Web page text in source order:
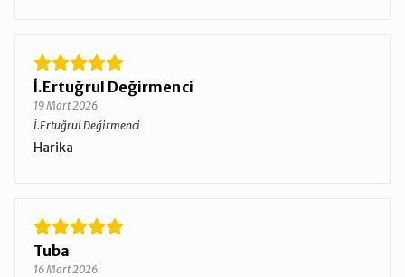
İ.Ertuğrul Değirmenci
19 Mart 2026
İ.Ertuğrul Değirmenci
Harika
Tuba
16 Mart 2026